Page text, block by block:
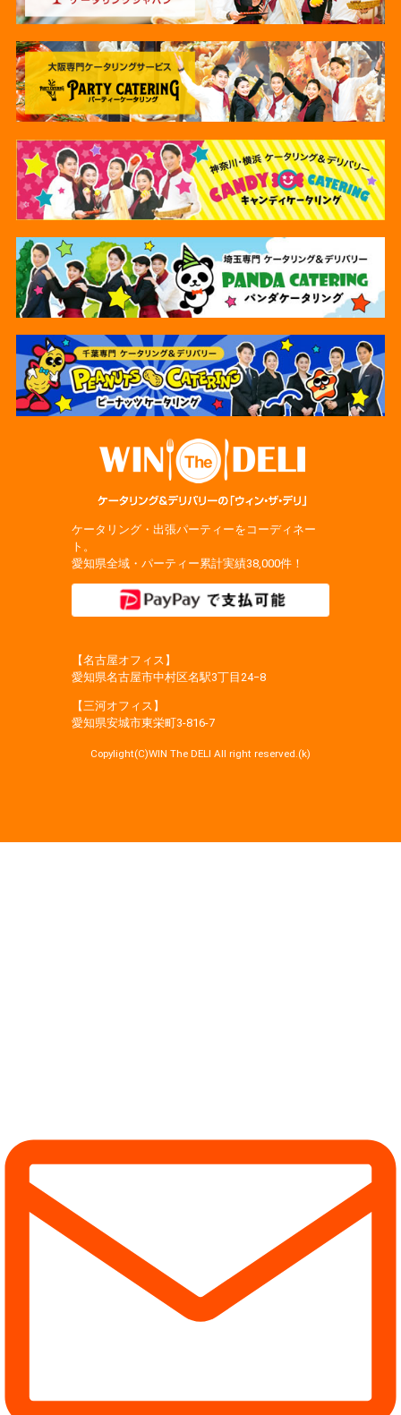
ケータリング・出張パーティーをコーディネー
ト。
愛知県全域・パーティー累計実績38,000件！
【名古屋オフィス】
愛知県名古屋市中村区名駅3丁目24−8
【三河オフィス】
愛知県安城市東栄町3‐816‐7
Copylight(C)WIN The DELI All right reserved.(k)